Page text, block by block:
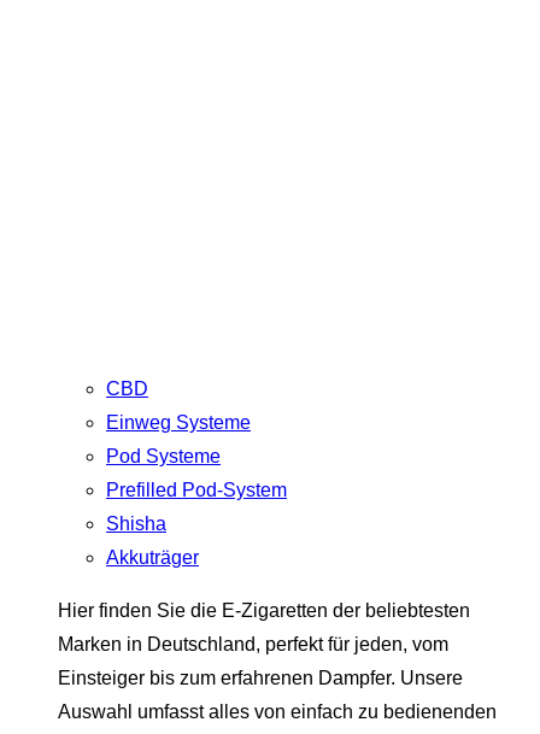
CBD
Einweg Systeme
Pod Systeme
Prefilled Pod-System
Shisha
Akkuträger
Hier finden Sie die E-Zigaretten der beliebtesten
Marken in Deutschland, perfekt für jeden, vom
Einsteiger bis zum erfahrenen Dampfer. Unsere
Auswahl umfasst alles von einfach zu bedienenden